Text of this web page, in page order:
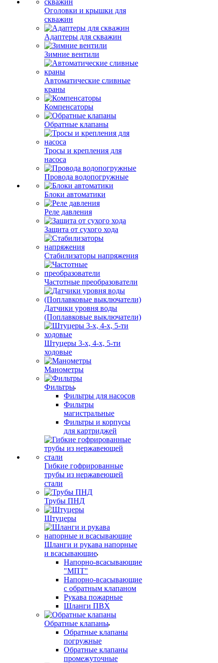
Оголовки и крышки для
скважин
Адаптеры для скважин
Зимние вентили
Автоматические сливные
краны
Компенсаторы
Обратные клапаны
Тросы и крепления для
насоса
Провода водопогружные
Блоки автоматики
Реле давления
Защита от сухого хода
Стабилизаторы напряжения
Частотные преобразователи
Датчики уровня воды
(Поплавковые выключатели)
Штуцеры 3-х, 4-х, 5-ти
ходовые
Манометры
Фильтры
Фильтры для насосов
Фильтры
магистральные
Фильтры и корпусы
для картриджей
Гибкие гофрированные
трубы из нержавеющей
стали
Трубы ПНД
Штуцеры
Шланги и рукава напорные
и всасывающие
Напорно-всасывающие
"МПТ"
Напорно-всасывающие
с обратным клапаном
Рукава пожарные
Шланги ПВХ
Обратные клапаны
Обратные клапаны
погружные
Обратные клапаны
промежуточные